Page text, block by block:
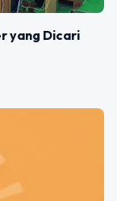
yang Dicari